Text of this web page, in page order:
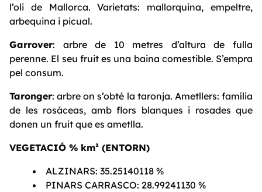
l’oli de Mallorca. Varietats: mallorquina, empeltre,
arbequina i picual.
Garrover: arbre de 10 metres d’altura de fulla
perenne. El seu fruit es una baina comestible. S’empra
pel consum.
Taronger: arbre on s’obté la taronja. Ametllers: família
de les rosáceas, amb flors blanques i rosades que
donen un fruit que es ametlla.
VEGETACIÓ % km² (ENTORN)
ALZINARS: 35.25140118 %
PINARS CARRASCO: 28.99241130 %